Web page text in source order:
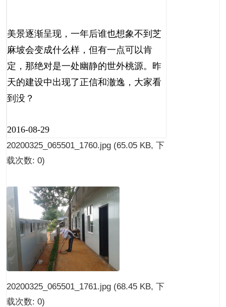
美景逐渐呈现，一年后谁也想象不到芝
麻坡会变成什么样，但有一点可以肯
定，那绝对是一处幽静的世外桃源。昨
天的建设中出现了正信和澈逸，大家看
到没？
2016-08-29
20200325_065501_1760.jpg (65.05 KB, 下
载次数: 0)
20200325_065501_1761.jpg (68.45 KB, 下
载次数: 0)